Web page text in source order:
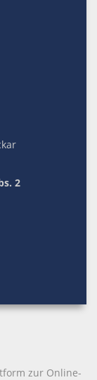
2
zur Online-